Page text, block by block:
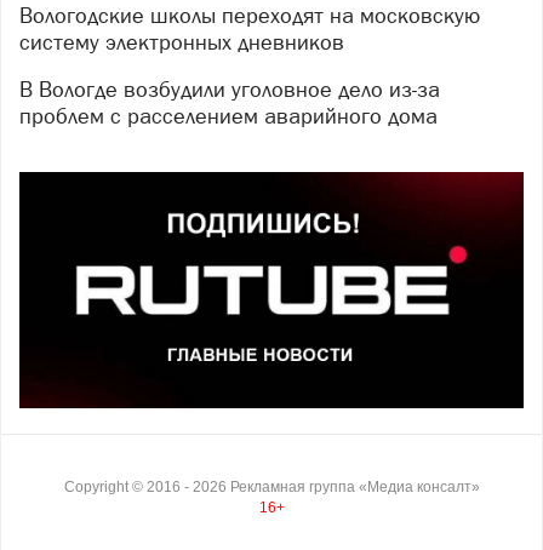
Вологодские школы переходят на московскую
систему электронных дневников
В Вологде возбудили уголовное дело из-за
проблем с расселением аварийного дома
Copyright © 2016 - 2026 Рекламная группа «Медиа консалт»
16+